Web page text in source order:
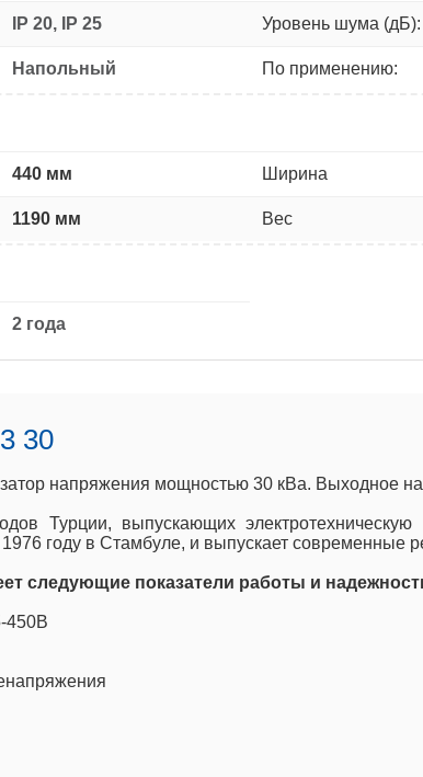
IP 20, IP 25 Уровень шума (дБ):
Напольный По применению:
440 мм Ширина
1190 мм Вес
2 года
30
напряжения мощностью 30 кВа. Выходное
Турции, выпускающих
году в Стамбуле, и выпускает современные
следующие показатели работы и
450В